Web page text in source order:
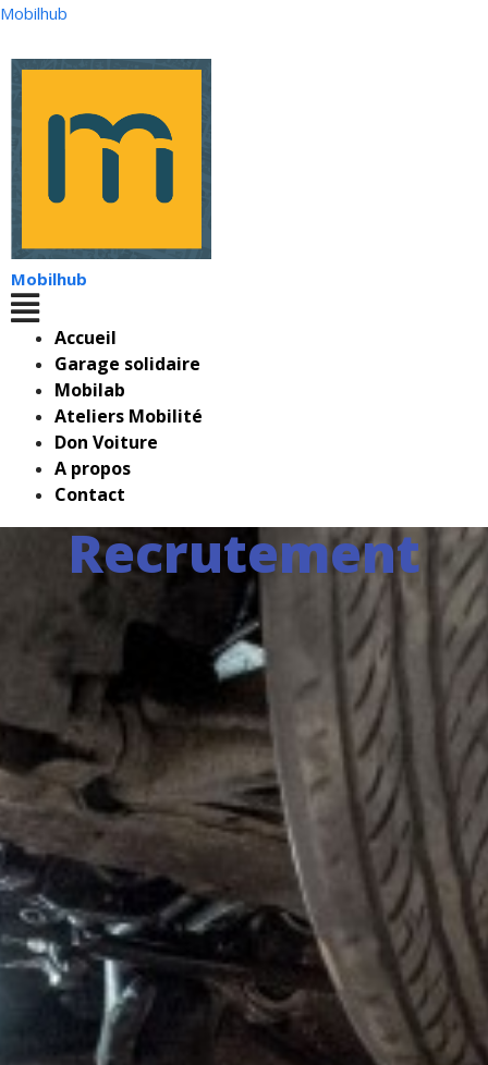
Mobilhub
Mobilhub
Accueil
Garage solidaire
Mobilab
Ateliers Mobilité
Don Voiture
A propos
Contact
Recrutement